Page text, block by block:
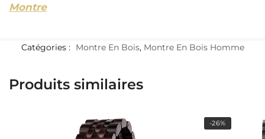
Montre
Catégories : Montre En Bois, Montre En Bois Homme
Produits similaires
-26%